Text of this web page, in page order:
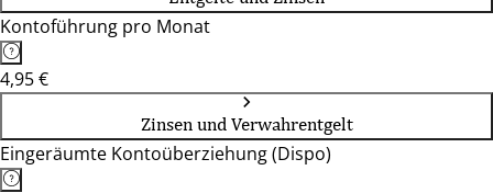
Kontoführung pro Monat
4,95 €
Zinsen und Verwahrentgelt
Eingeräumte Kontoüberziehung (Dispo)